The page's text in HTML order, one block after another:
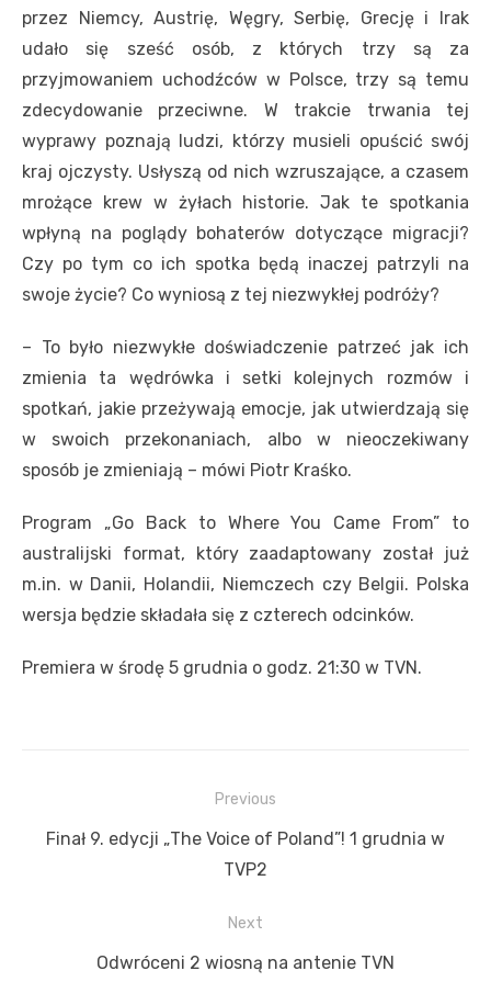
przez Niemcy, Austrię, Węgry, Serbię, Grecję i Irak
udało się sześć osób, z których trzy są za
przyjmowaniem uchodźców w Polsce, trzy są temu
zdecydowanie przeciwne. W trakcie trwania tej
wyprawy poznają ludzi, którzy musieli opuścić swój
kraj ojczysty. Usłyszą od nich wzruszające, a czasem
mrożące krew w żyłach historie. Jak te spotkania
wpłyną na poglądy bohaterów dotyczące migracji?
Czy po tym co ich spotka będą inaczej patrzyli na
swoje życie? Co wyniosą z tej niezwykłej podróży?
– To było niezwykłe doświadczenie patrzeć jak ich
zmienia ta wędrówka i setki kolejnych rozmów i
spotkań, jakie przeżywają emocje, jak utwierdzają się
w swoich przekonaniach, albo w nieoczekiwany
sposób je zmieniają – mówi Piotr Kraśko.
Program „Go Back to Where You Came From” to
australijski format, który zaadaptowany został już
m.in. w Danii, Holandii, Niemczech czy Belgii. Polska
wersja będzie składała się z czterech odcinków.
Premiera w środę 5 grudnia o godz. 21:30 w TVN.
wpisu
Previous
Previous
Finał 9. edycji „The Voice of Poland”! 1 grudnia w
TVP2
Next
Next
Odwróceni 2 wiosną na antenie TVN